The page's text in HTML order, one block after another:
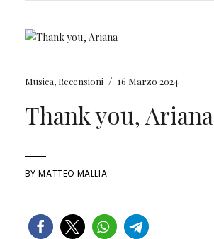
Musica, Recensioni / 16 Marzo 2024
Thank you, Ariana
BYMATTEO MALLIA